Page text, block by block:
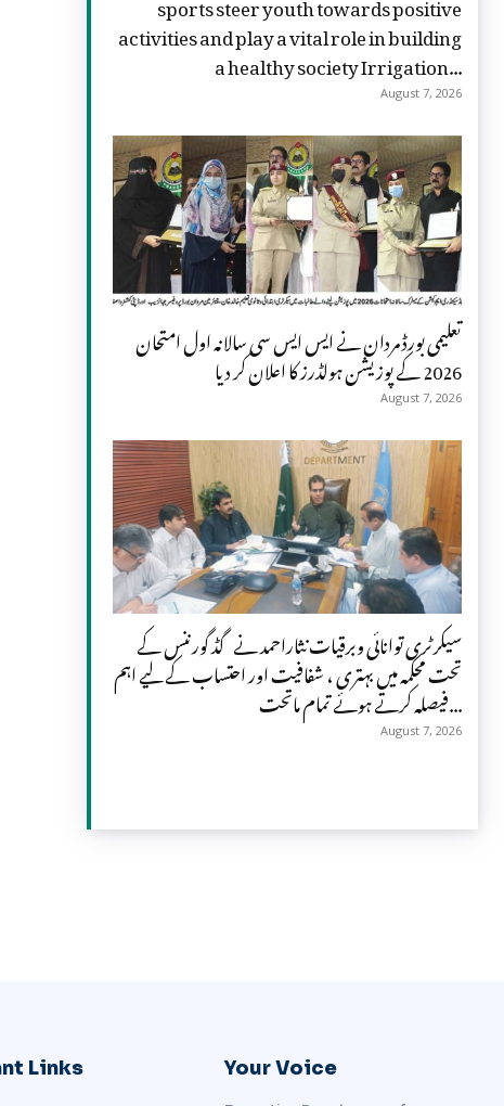
activities and play a vital role in building
a healthy society Irrigation...
August 7, 2026
تعلیمی بورڈ مردان نے ایس ایس سی سالانہ اول امتحان
2026 کے پوزیشن ہولڈرز کا اعلان کر دیا
August 7, 2026
سیکرٹری توانائی وبرقیات نثاراحمد نے گڈ گورننس کے
تحت محکمہ میں بہتری ، شفافیت اور احتساب کے لیے اہم
فیصلہ کرتے ہوئے تمام ماتحت...
August 7, 2026
Links Your Voice